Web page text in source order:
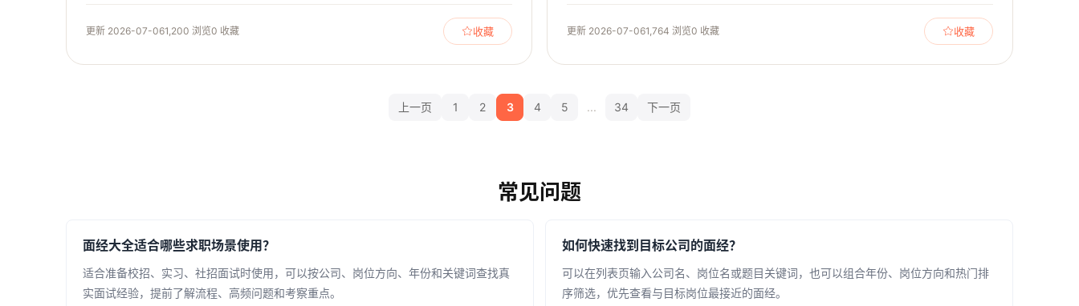
更新 2026-07-061,200 浏览0 收藏 收藏 更新 2026-07-061,764 浏览0 收藏 收藏
上一页 1 2 3 4 5 ... 34 下一页
常见问题
面经大全适合哪些求职场景使用？
适合准备校招、实习、社招面试时使用，可以按公司、岗位方向、年份和关键词查找真
实面试经验，提前了解流程、高频问题和考察重点。
如何快速找到目标公司的面经？
可以在列表页输入公司名、岗位名或题目关键词，也可以组合年份、岗位方向和热门排
序筛选，优先查看与目标岗位最接近的面经。